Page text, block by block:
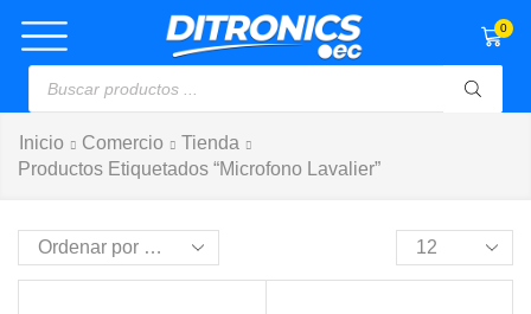
0
Inicio Comercio
Tienda
Productos Etiquetados “microfono Lavalier”